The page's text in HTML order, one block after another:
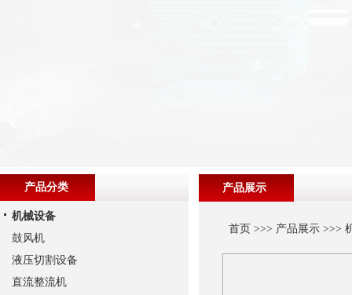
产品展示
首页 >>> 产品展示>>>
产品分类
机械设备
鼓风机
液压切割设备
直流整流机